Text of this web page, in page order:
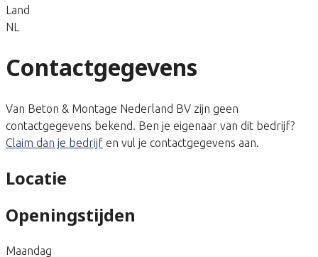
Land
NL
Contactgegevens
Van Beton & Montage Nederland BV zijn geen
contactgegevens bekend. Ben je eigenaar van dit bedrijf?
Claim dan je bedrijf en vul je contactgegevens aan.
Locatie
Openingstijden
Maandag